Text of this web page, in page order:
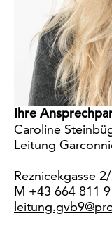
Ihre
Caroline
Leitung
Reznicekgasse
M +43 664 811